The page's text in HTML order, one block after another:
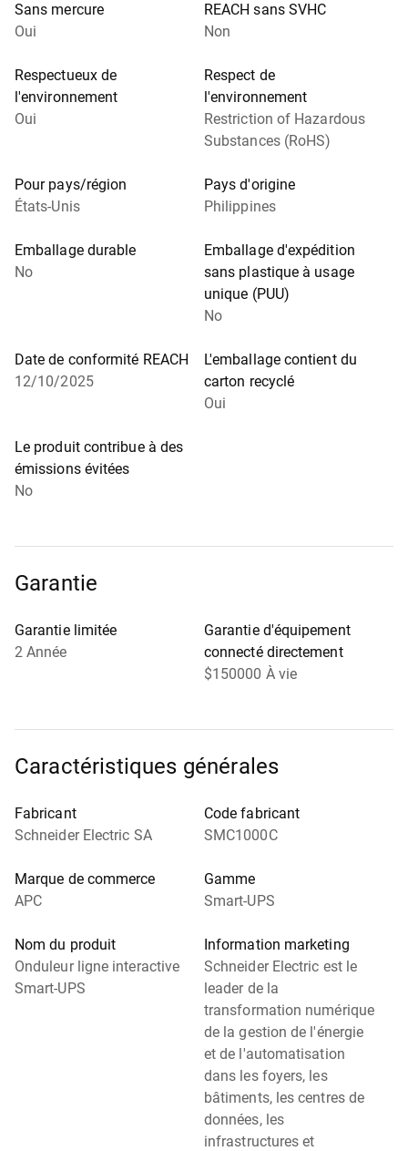
Sans mercure
Oui
REACH sans SVHC
Non
Respectueux de
l'environnement
Oui
Respect de
l'environnement
Restriction of Hazardous
Substances (RoHS)
Pour pays/région
États-Unis
Pays d'origine
Philippines
Emballage durable
No
Emballage d'expédition
sans plastique à usage
unique (PUU)
No
Date de conformité REACH
12/10/2025
L'emballage contient du
carton recyclé
Oui
Le produit contribue à des
émissions évitées
No
Garantie
Garantie limitée
2 Année
Garantie d'équipement
connecté directement
$150000 À vie
Caractéristiques générales
Fabricant
Schneider Electric SA
Code fabricant
SMC1000C
Marque de commerce
APC
Gamme
Smart-UPS
Nom du produit
Onduleur ligne interactive
Smart-UPS
Information marketing
Schneider Electric est le
leader de la
transformation numérique
de la gestion de l'énergie
et de l'automatisation
dans les foyers, les
bâtiments, les centres de
données, les
infrastructures et